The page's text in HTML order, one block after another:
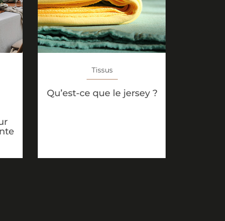
Tissus
Qu’est-ce que le jersey ?